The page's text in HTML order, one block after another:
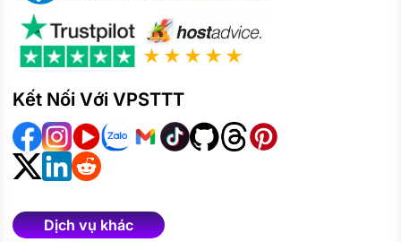
★★★★★
Kết Nối Với VPSTTT
Dịch vụ khác